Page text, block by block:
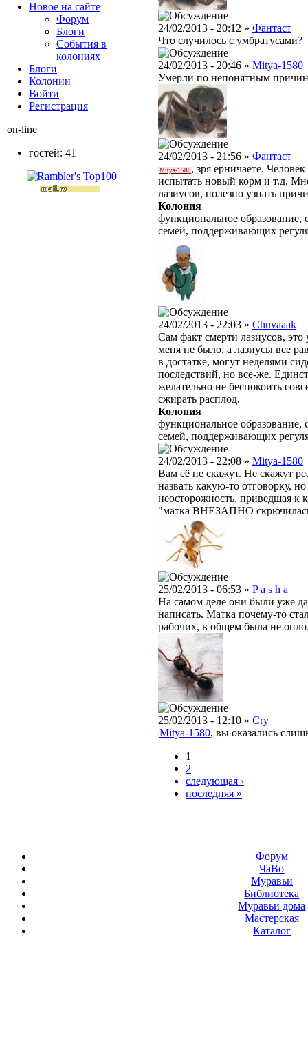
24/02/2013 - 20:12 » Фантаст
Что случилось с умбратусами?
24/02/2013 - 20:46 » Mitya-1580
Умерли по непонятным
24/02/2013 - 21:56 » Фантаст
Mitya-1580, зря ерничаете.
испытать новый корм и т.д.
лазиусов, полезно узнать
Колония
функциональное образование,
семей, поддерживающих
24/02/2013 - 22:03 » Chuvaaak
Сам факт смерти лазиусов,
меня не было, а лазиусы все
в достатке, могут неделями
последствий, но все-же.
желательно не беспокоить
сжирать расплод.
Колония
функциональное образование,
семей, поддерживающих
24/02/2013 - 22:08 » Mitya-1580
Вам её не скажут. Не скажут
назвать какую-то отговорку,
неосторожность, приведшая к
"матка ВНЕЗАПНО
25/02/2013 - 06:53 » P a s h a
На самом деле они были уже
написать. Матка почему-то
рабочих, в общем была не
25/02/2013 - 12:10 » Cry
Mitya-1580, вы оказались
1
2
следующая ›
последняя »
Новое на сайте
Форум
Блоги
События в
колониях
Блоги
Колонии
Войти
Peгиcтpaция
on-line
гостей: 41
Форум
ЧаВо
Муравьи
Библиотека
Муравьи дома
Мастерская
Каталог